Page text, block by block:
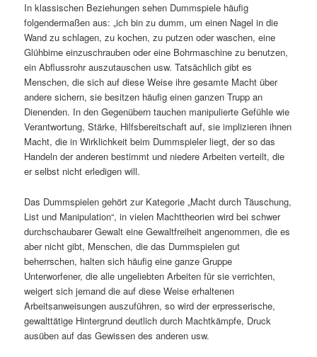
In klassischen Beziehungen sehen Dummspiele häufig
folgendermaßen aus: „ich bin zu dumm, um einen Nagel in die
Wand zu schlagen, zu kochen, zu putzen oder waschen, eine
Glühbirne einzuschrauben oder eine Bohrmaschine zu benutzen,
ein Abflussrohr auszutauschen usw. Tatsächlich gibt es
Menschen, die sich auf diese Weise ihre gesamte Macht über
andere sichern, sie besitzen häufig einen ganzen Trupp an
Dienenden. In den Gegenübern tauchen manipulierte Gefühle wie
Verantwortung, Stärke, Hilfsbereitschaft auf, sie implizieren ihnen
Macht, die in Wirklichkeit beim Dummspieler liegt, der so das
Handeln der anderen bestimmt und niedere Arbeiten verteilt, die
er selbst nicht erledigen will.
Das Dummspielen gehört zur Kategorie „Macht durch Täuschung,
List und Manipulation“, in vielen Machttheorien wird bei schwer
durchschaubarer Gewalt eine Gewaltfreiheit angenommen, die es
aber nicht gibt, Menschen, die das Dummspielen gut
beherrschen, halten sich häufig eine ganze Gruppe
Unterworfener, die alle ungeliebten Arbeiten für sie verrichten,
weigert sich jemand die auf diese Weise erhaltenen
Arbeitsanweisungen auszuführen, so wird der erpresserische,
gewalttätige Hintergrund deutlich durch Machtkämpfe, Druck
ausüben auf das Gewissen des anderen usw.